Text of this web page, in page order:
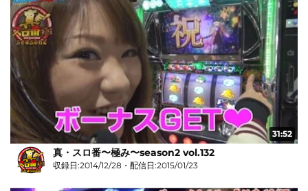
31:52
真・スロ番〜極み〜season2 vol.132
収録日:2014/12/28・配信日:2015/01/23